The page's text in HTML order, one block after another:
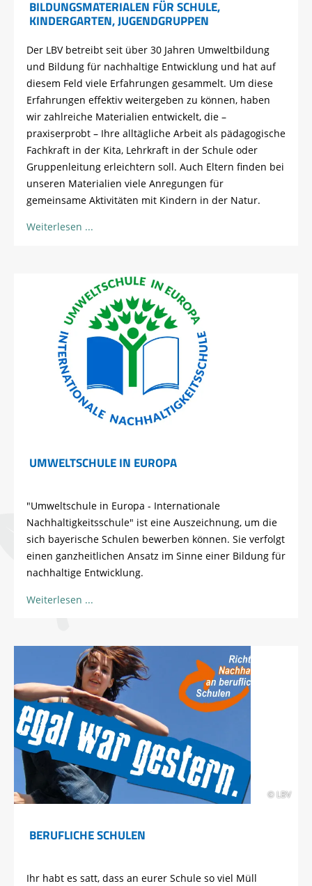
BILDUNGSMATERIALEN FÜR SCHULE,
KINDERGARTEN, JUGENDGRUPPEN
Der LBV betreibt seit über 30 Jahren Umweltbildung
und Bildung für nachhaltige Entwicklung und hat auf
diesem Feld viele Erfahrungen gesammelt. Um diese
Erfahrungen effektiv weitergeben zu können, haben
wir zahlreiche Materialien entwickelt, die –
praxiserprobt – Ihre alltägliche Arbeit als pädagogische
Fachkraft in der Kita, Lehrkraft in der Schule oder
Gruppenleitung erleichtern soll. Auch Eltern finden bei
unseren Materialien viele Anregungen für
gemeinsame Aktivitäten mit Kindern in der Natur.
Weiterlesen
UMWELTSCHULE IN EUROPA
"Umweltschule in Europa - Internationale
Nachhaltigkeitsschule" ist eine Auszeichnung, um die
sich bayerische Schulen bewerben können. Sie verfolgt
einen ganzheitlichen Ansatz im Sinne einer Bildung für
nachhaltige Entwicklung.
Weiterlesen
© LBV
BERUFLICHE SCHULEN
Ihr habt es satt, dass an eurer Schule so viel Müll